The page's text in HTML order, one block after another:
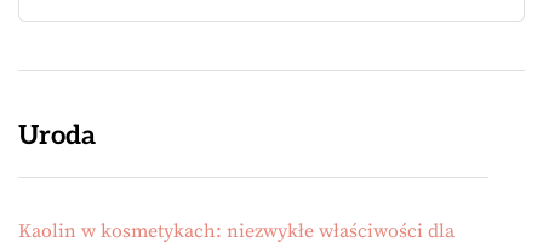
Uroda
Kaolin w kosmetykach: niezwykłe właściwości dla